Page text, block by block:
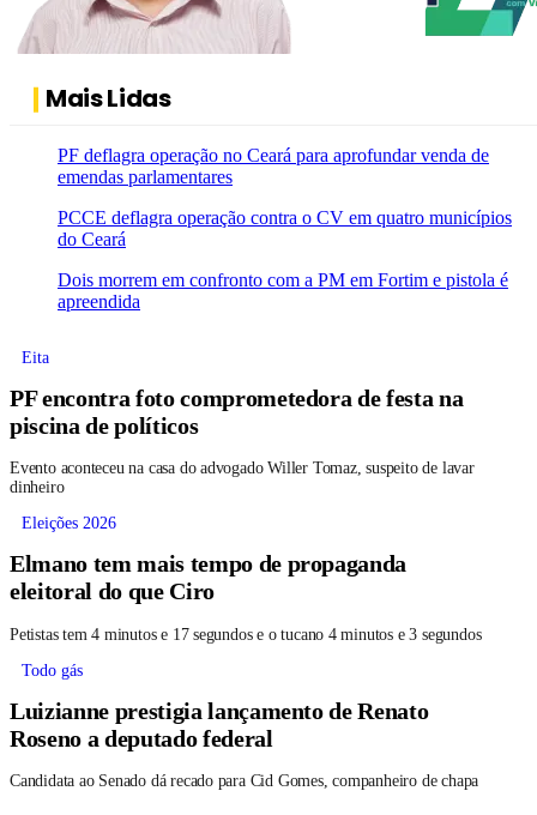
Mais Lidas
PF deflagra operação no Ceará para aprofundar venda de
emendas parlamentares
PCCE deflagra operação contra o CV em quatro municípios
do Ceará
Dois morrem em confronto com a PM em Fortim e pistola é
apreendida
Eita
PF encontra foto comprometedora de festa na
piscina de políticos
Evento aconteceu na casa do advogado Willer Tomaz, suspeito de lavar
dinheiro
Eleições 2026
Elmano tem mais tempo de propaganda
eleitoral do que Ciro
Petistas tem 4 minutos e 17 segundos e o tucano 4 minutos e 3 segundos
Todo gás
Luizianne prestigia lançamento de Renato
Roseno a deputado federal
Candidata ao Senado dá recado para Cid Gomes, companheiro de chapa